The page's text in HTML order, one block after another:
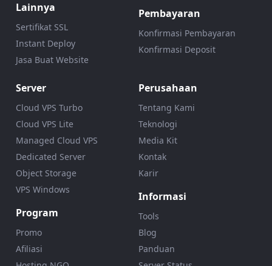
Lainnya
Sertifikat SSL
Instant Deploy
Jasa Buat Website
Pembayaran
Konfirmasi Pembayaran
Konfirmasi Deposit
Server
Cloud VPS Turbo
Cloud VPS Lite
Managed Cloud VPS
Dedicated Server
Object Storage
VPS Windows
Program
Promo
Afiliasi
Perusahaan
Tentang Kami
Teknologi
Media Kit
Kontak
Karir
Informasi
Tools
Blog
Panduan